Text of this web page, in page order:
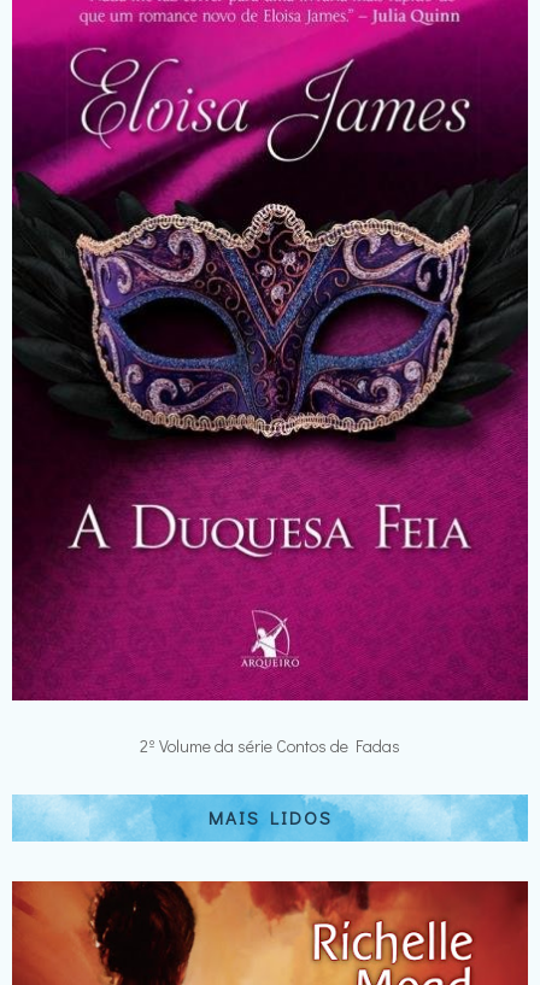
2º Volume da série Contos de Fadas
MAIS LIDOS